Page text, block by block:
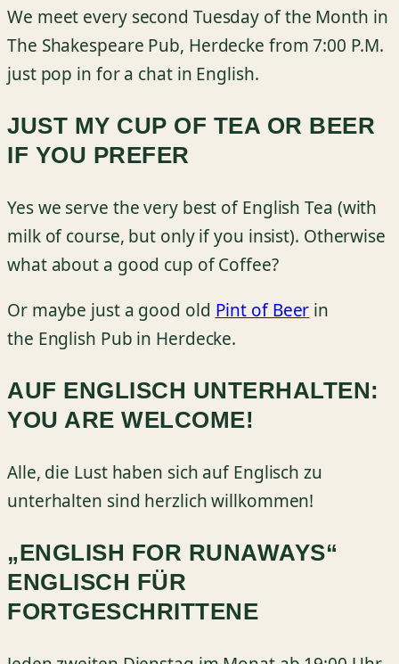
We meet every second Tuesday of the Month in
The Shakespeare Pub, Herdecke from 7:00 P.M.
just pop in for a chat in English.
JUST MY CUP OF TEA OR BEER
IF YOU PREFER
Yes we serve the very best of English Tea (with
milk of course, but only if you insist). Otherwise
what about a good cup of Coffee?
Or maybe just a good old Pint of Beer in
the English Pub in Herdecke.
AUF ENGLISCH UNTERHALTEN:
YOU ARE WELCOME!
Alle, die Lust haben sich auf Englisch zu
unterhalten sind herzlich willkommen!
„ENGLISH FOR RUNAWAYS“
ENGLISCH FÜR
FORTGESCHRITTENE